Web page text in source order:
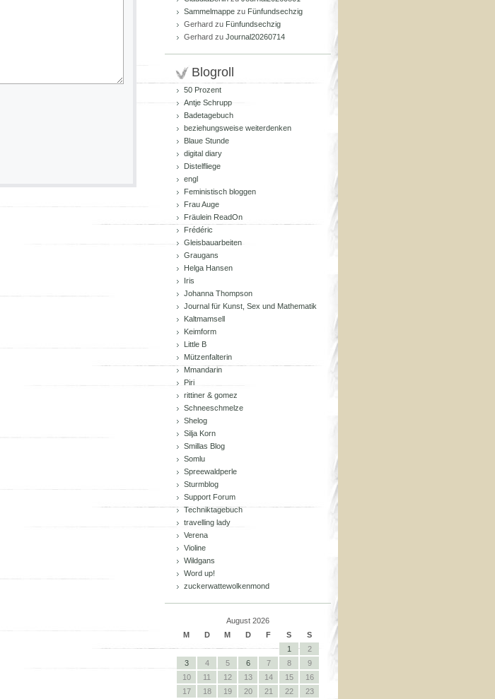
Sammelmappe zu Fünfundsechzig
Gerhard zu Fünfundsechzig
Gerhard zu Journal20260714
Blogroll
50 Prozent
Antje Schrupp
Badetagebuch
beziehungsweise weiterdenken
Blaue Stunde
digital diary
Distelfliege
engl
Feministisch bloggen
Frau Auge
Fräulein ReadOn
Frédéric
Gleisbauarbeiten
Graugans
Helga Hansen
Iris
Johanna Thompson
Journal für Kunst, Sex und Mathematik
Kaltmamsell
Keimform
Little B
Mützenfalterin
Mmandarin
Piri
rittiner & gomez
Schneeschmelze
Shelog
Silja Korn
Smillas Blog
Somlu
Spreewaldperle
Sturmblog
Support Forum
Techniktagebuch
travelling lady
Verena
Violine
Wildgans
Word up!
zuckerwattewolkenmond
August 2026
M
D M D F S
S
1
2
3
4 5 6 7 8
9
10
11 12 13 14 15
16
17
18 19 20 21 22
23